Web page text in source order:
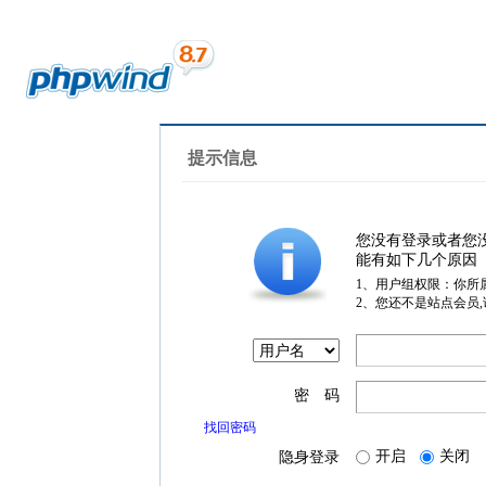
提示信息
您没有登录或者您
能有如下几个原因
1、用户组权限：你所
2、您还不是站点会员
密 码
找回密码
隐身登录 开启 关闭